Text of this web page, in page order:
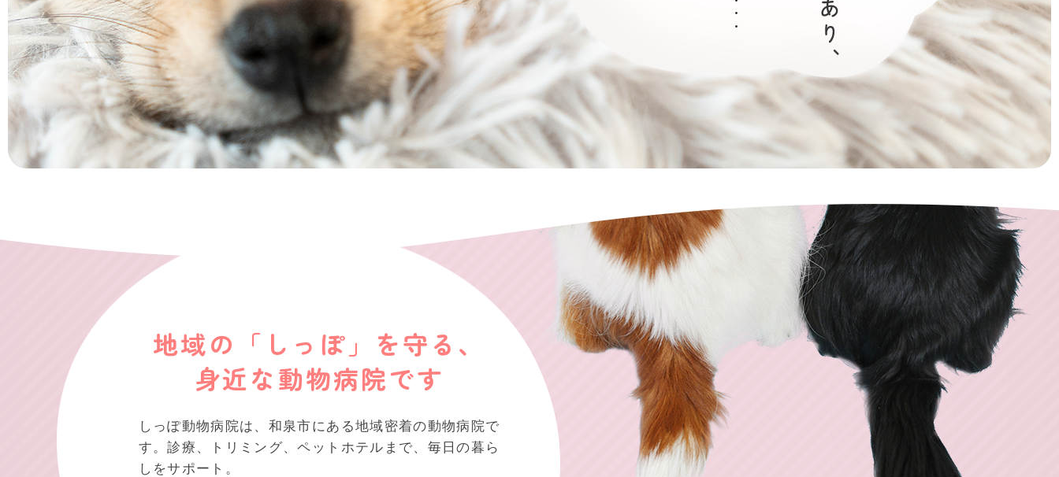
地域の「しっぽ」を守る、
身近な動物病院です
しっぽ動物病院は、和泉市にある地域密着の動物病院で
す。診療、トリミング、ペットホテルまで、毎日の暮ら
しをサポート。